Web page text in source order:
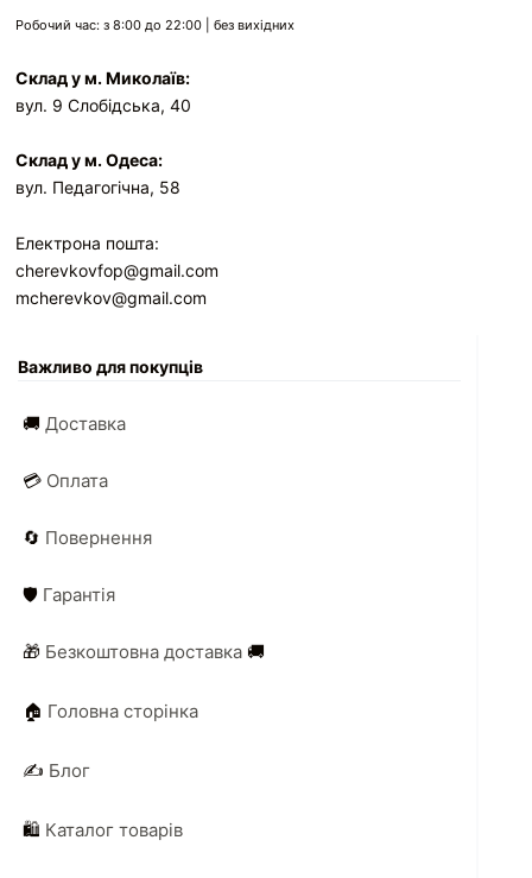
Робочий час: з 8:00 до 22:00 | без вихідних
Склад у м. Миколаїв:
вул. 9 Слобідська, 40
Склад у м. Одеса:
вул. Педагогічна, 58
Електрона пошта:
cherevkovfop@gmail.com
mcherevkov@gmail.com
Важливо для покупців
🚚Доставка
💳 Оплата
🔄 Повернення
🛡️ Гарантія
🎁 Безкоштовна доставка 🚚
🏠 Головна сторінка
✍️ Блог
🛍️ Каталог товарів